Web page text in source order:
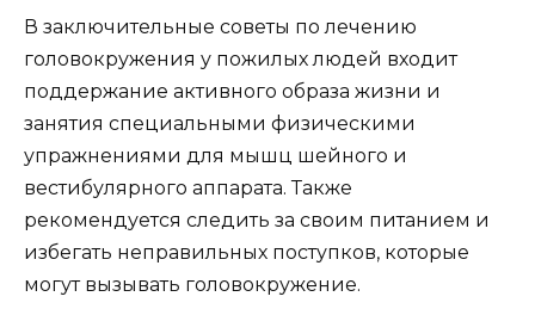
В заключительные советы по лечению
головокружения у пожилых людей входит
поддержание активного образа жизни и
занятия специальными физическими
упражнениями для мышц шейного и
вестибулярного аппарата. Также
рекомендуется следить за своим питанием и
избегать неправильных поступков, которые
могут вызывать головокружение.